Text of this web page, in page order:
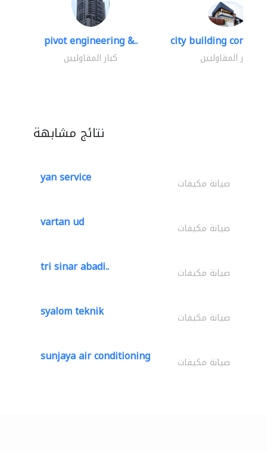
pivot engineering &..
كبار المقاوليين
city building
كبار المقاوليين
نتائج مشابهة
yan service صيانة مكيفات
vartan ud صيانة مكيفات
tri sinar abadi.. صيانة مكيفات
syalom teknik صيانة مكيفات
sunjaya air conditioning صيانة مكيفات